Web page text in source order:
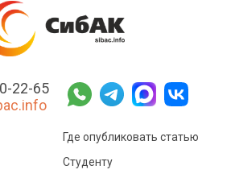
22-65
Где опубликовать статью
Студенту